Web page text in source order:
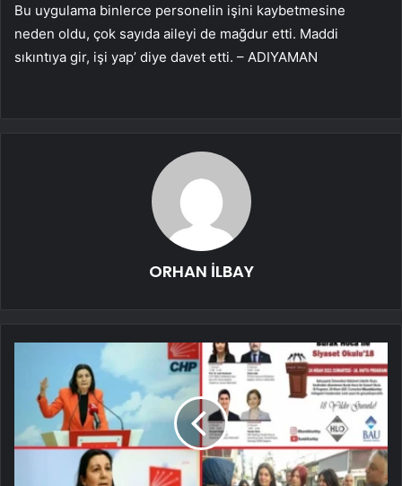
Bu uygulama binlerce personelin işini kaybetmesine
neden oldu, çok sayıda aileyi de mağdur etti. Maddi
sıkıntıya gir, işi yap’ diye davet etti. – ADIYAMAN
ORHAN İLBAY